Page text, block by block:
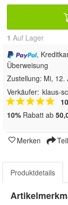
1 Auf Lager
,
Überweisung
Zustellung: Mi, 12.
Verkäufer: klaus-
10% Rabatt ab
Merken
Produktdetails